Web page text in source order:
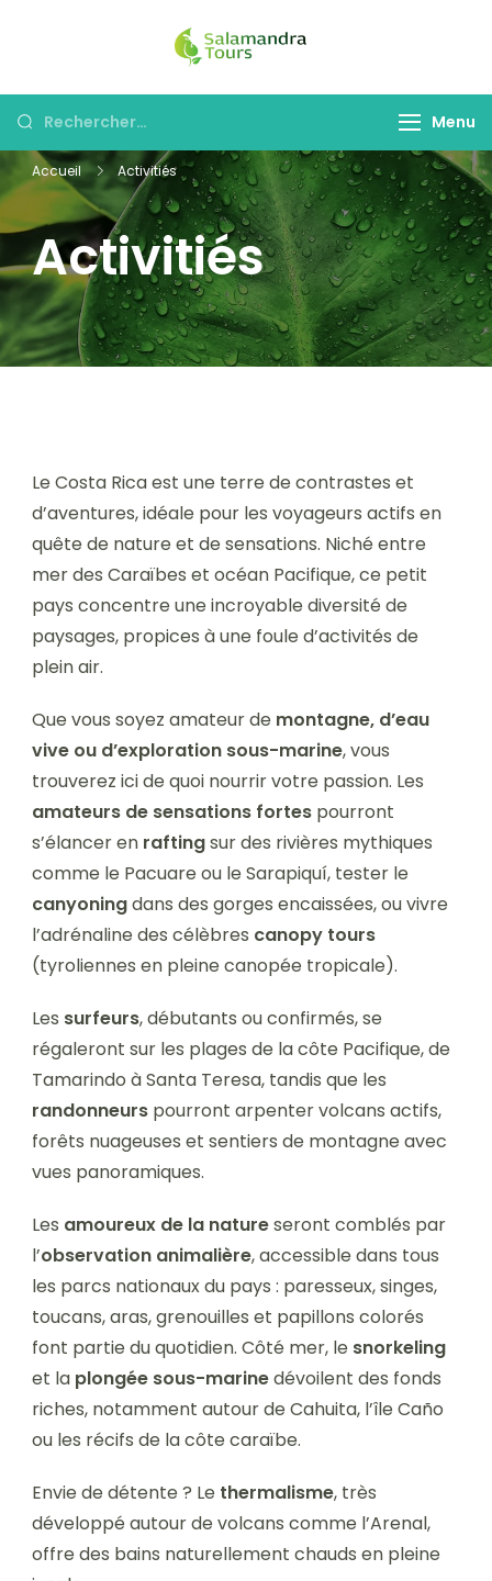
Tours
découvrir le Costa
Rechercher : Menu
Accueil Activitiés
Activitiés
Le Costa Rica est une terre de contrastes et
d’aventures, idéale pour les voyageurs actifs en
quête de nature et de sensations. Niché entre
mer des Caraïbes et océan Pacifique, ce petit
pays concentre une incroyable diversité de
paysages, propices à une foule d’activités de
plein air.
Que vous soyez amateur de montagne, d’eau
vive ou d’exploration sous-marine, vous
trouverez ici de quoi nourrir votre passion. Les
amateurs de sensations fortes pourront
s’élancer en raftingsur des rivières mythiques
comme le Pacuare ou le Sarapiquí, tester le
canyoningdans des gorges encaissées, ou vivre
l’adrénaline des célèbres canopy tours
(tyroliennes en pleine canopée tropicale).
Les surfeurs, débutants ou confirmés, se
régaleront sur les plages de la côte Pacifique, de
Tamarindo à Santa Teresa, tandis que les
randonneurs pourront arpenter volcans actifs,
forêts nuageuses et sentiers de montagne avec
vues panoramiques.
Les amoureux de la natureseront comblés par
l’observation animalière, accessible dans tous
les parcs nationaux du pays : paresseux, singes,
toucans, aras, grenouilles et papillons colorés
font partie du quotidien. Côté mer, le snorkeling
et la plongée sous-marinedévoilent des fonds
riches, notamment autour de Cahuita, l’île Caño
ou les récifs de la côte caraïbe.
Envie de détente ? Le thermalisme, très
développé autour de volcans comme l’Arenal,
offre des bains naturellement chauds en pleine